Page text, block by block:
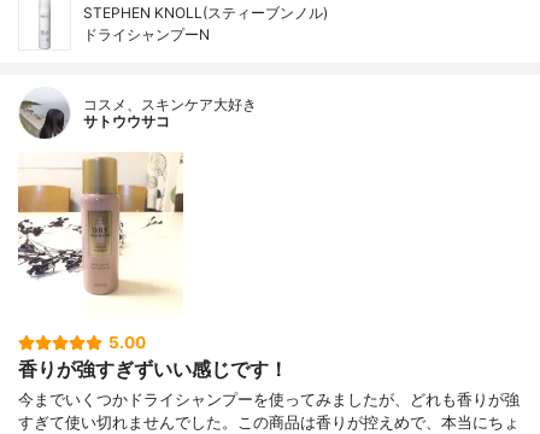
STEPHEN KNOLL(スティーブンノル)
ドライシャンプーN
コスメ、スキンケア大好き
サトウウサコ
5.00
香りが強すぎずいい感じです！
今までいくつかドライシャンプーを使ってみましたが、どれも香りが強
すぎて使い切れませんでした。この商品は香りが控えめで、本当にちょ